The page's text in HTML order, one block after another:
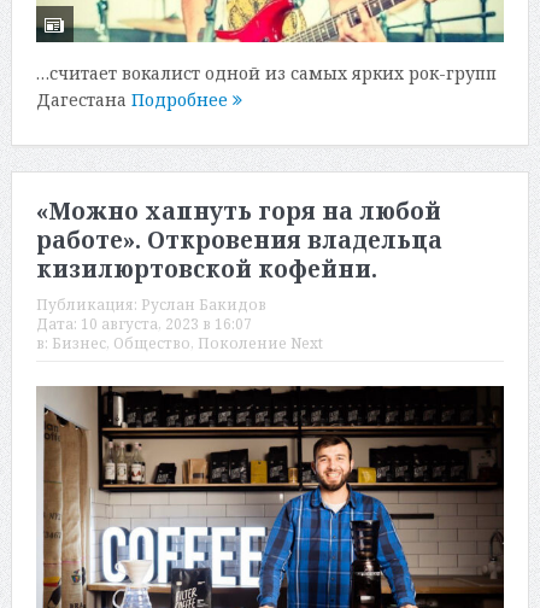
…считает вокалист одной из самых ярких рок-групп
Дагестана Подробнее
«Можно хапнуть горя на любой
работе». Откровения владельца
кизилюртовской кофейни.
Публикация: Руслан Бакидов
Дата: 10 августа, 2023 в 16:07
в: Бизнес, Общество, Поколение Next